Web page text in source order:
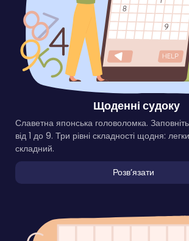
Щоденні судоку
Славетна японська головоломка.
від 1 до 9. Три рівні складності щодня:
складний.
Розвʼязати